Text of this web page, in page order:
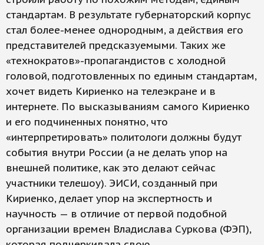
стандартам. В результате губернаторский корпус
стал более-менее однородным, а действия его
представителей предсказуемыми. Таких же
«технократов»-пропагандистов с холодной
головой, подготовленных по единым стандартам,
хочет видеть Кириенко на телеэкране и в
интернете. По высказываниям самого Кириенко
и его подчиненных понятно, что
«интерпретировать» политологи должны будут
события внутри России (а не делать упор на
внешней политике, как это делают сейчас
участники телешоу). ЭИСИ, созданный при
Кириенко, делает упор на экспертность и
научность — в отличие от первой подобной
организации времен Владислава Суркова (ФЭП),